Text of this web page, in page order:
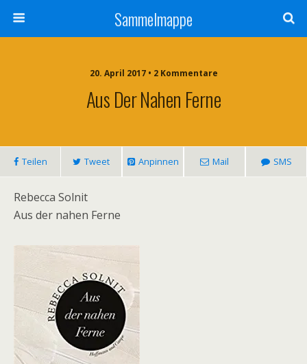
Sammelmappe
20. April 2017 • 2 Kommentare
Aus Der Nahen Ferne
Teilen Tweet Anpinnen Mail SMS
Rebecca Solnit
Aus der nahen Ferne